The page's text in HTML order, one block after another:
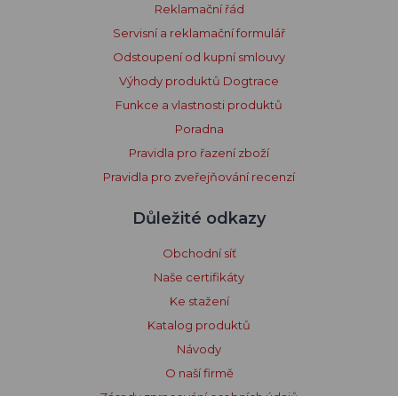
Reklamační řád
Servisní a reklamační formulář
Odstoupení od kupní smlouvy
Výhody produktů Dogtrace
Funkce a vlastnosti produktů
Poradna
Pravidla pro řazení zboží
Pravidla pro zveřejňování recenzí
Důležité odkazy
Obchodní síť
Naše certifikáty
Ke stažení
Katalog produktů
Návody
O naší firmě